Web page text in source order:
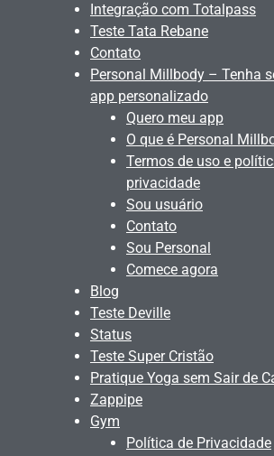
Integração com Totalpass
Teste Tata Rebane
Contato
Personal Millbody – Tenha
app personalizado
Quero meu app
O que é Personal
Termos de uso e
privacidade
Sou usuário
Contato
Sou Personal
Comece agora
Blog
Teste Deville
Status
Teste Super Cristão
Pratique Yoga sem Sair de
Zappipe
Gym
Política de Privacidade